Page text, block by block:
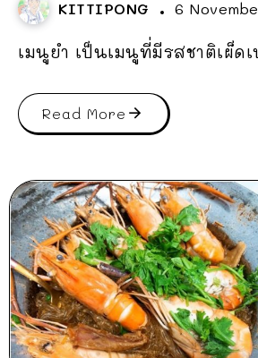
KITTIPONG 6
เมนูยำ เป็นเมนูที่มีรสชาติเผ็ด
Read More